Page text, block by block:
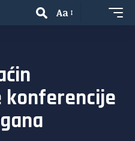
Aa
konferencije